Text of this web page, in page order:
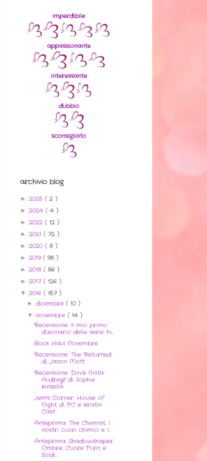
imperdibile
appassionante
interessante
dubbio
sconsigliato
archivio blog
► 2025 ( 2 )
► 2024 ( 4 )
► 2022 ( 12 )
► 2021 ( 72 )
► 2020 ( 8 )
► 2019 ( 98 )
► 2018 ( 86 )
► 2017 ( 126 )
▼ 2016 ( 157 )
► dicembre ( 10 )
▼ novembre ( 14 )
Recensione: Il mio primo
dizionario delle serie tv...
Book Haul Novembre
Recensione: The Returned
di Jason Mott
Recensione: Dov'è finita
Audrey? di Sophie
Kinsella
Jem's Corner: House of
Night di PC e Kristin
Cast
Anteprima: The Chemist, I
nostri cuori chimici e I...
Anteprima: Shadowshaper.
Ombre, Cuore Puro e
Soldi...